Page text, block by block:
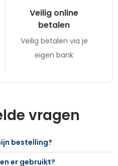
Veilig online
betalen
Veilig betalen via je
eigen bank
vragen
bestelling?
er gebruikt?